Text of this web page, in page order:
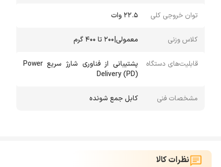
توان خروجی کلی 22.5 وات
کلاس وزنی معمولی|۲۰۰ تا ۴۰۰ گرم
قابلیت‌های دستگاه
پشتیبانی از فناوری شارژ سریع Power
Delivery (PD)
مشخصات فنی کابل جمع شونده
نظرات کالا